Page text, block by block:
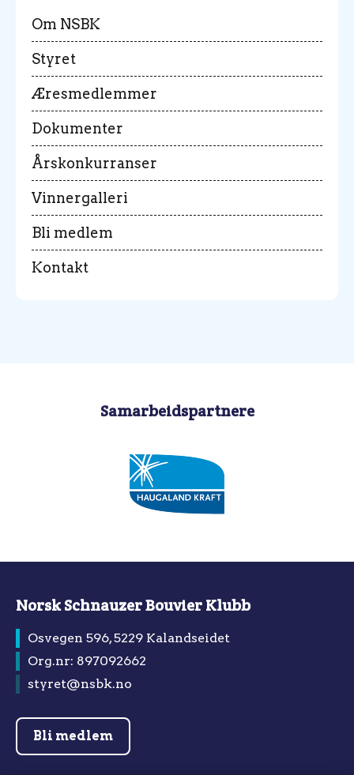
Om NSBK
Styret
Æresmedlemmer
Dokumenter
Årskonkurranser
Vinnergalleri
Bli medlem
Kontakt
Samarbeidspartnere
Norsk Schnauzer Bouvier Klubb
Osvegen 596, 5229 Kalandseidet
Org.nr: 897092662
styret@nsbk.no
Bli medlem